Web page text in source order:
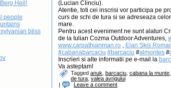
Heil!
people
bliss
(Lucian Clinciu).
Atentie, toti cei inscrisi vor participa pe
curs de schi de tura si se adreseaza
mare.
Pentru acest eveniment ne sunt alaturi
de la Iulian Cozma Outdoor Adventures,
www.carpathianman.ro , Elan Skis
#cabanabarcaciu #barcaciu #almontes #
Inscrieri si alte informatii pe e-mail la
Va asteptam!
Tagged anuk barcaciu cabana la munte
de tura valea avrigului
|
Leave a comment